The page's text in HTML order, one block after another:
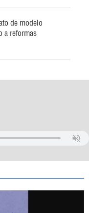
de modelo
a reformas